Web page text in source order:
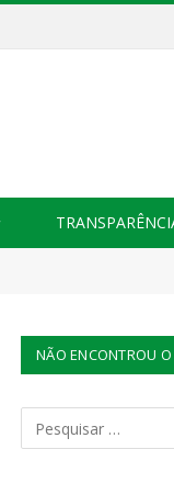
NÃO ENCONTROU